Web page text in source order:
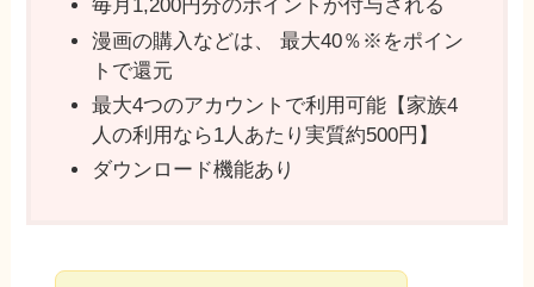
毎月1,200円分のポイントが付与される
漫画の購入などは、 最⼤40％※をポイン
トで還元
最⼤4つのアカウントで利用可能【家族4
⼈の利⽤なら1⼈あたり実質約500円】
ダウンロード機能あり